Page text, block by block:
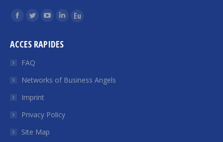
Find us on:
Facebook
opens
window
Twitter
opens
in
window
YouTube
opens
window
Linkedin
opens
window
Euroquity
window
ACCES RAPIDES
FAQ
Networks of Business Angels
Imprint
Privacy Policy
Site Map